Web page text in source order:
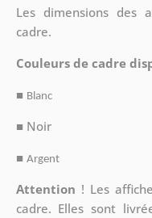
Les dimensions des
cadre.
Couleurs de cadre
■ Blanc
■ Noir
■ Argent
Attention ! Les
cadre. Elles sont